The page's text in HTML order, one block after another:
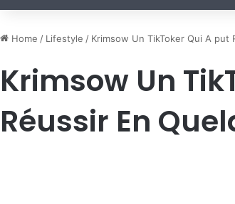
Home / Lifestyle / Krimsow Un TikToker Qui A put
Krimsow Un
Réussir En